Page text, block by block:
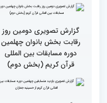
متسابقین چهلمین دوره
مسابقات بین المللی قرآن
کریم(بخش دوم)
گزارش تصویری دومین روز
رقابت بخش بانوان چهلمین
دوره مسابقات بین المللی